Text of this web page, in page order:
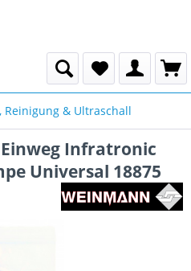
Reinigung & Ultraschall
Infratronic
Universal 18875